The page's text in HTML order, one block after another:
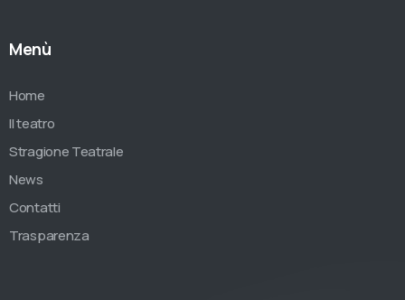
Menù
Home
Il teatro
Stragione Teatrale
News
Contatti
Trasparenza